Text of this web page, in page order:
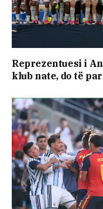
Reprezentuesi i
klub nate, do të